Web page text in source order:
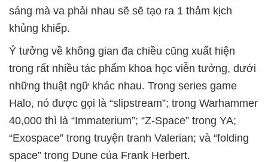
sáng mà va phải nhau sẽ sẽ tạo ra 1 thảm kịch
khủng khiếp.
Ý tưởng về không gian đa chiều cũng xuất hiện
trong rất nhiều tác phẩm khoa học viễn tưởng, dưới
những thuật ngữ khác nhau. Trong series game
Halo, nó được gọi là “slipstream”; trong Warhammer
40,000 thì là “Immaterium”; “Z-Space” trong YA;
“Exospace” trong truyện tranh Valerian; và “folding
space” trong Dune của Frank Herbert.